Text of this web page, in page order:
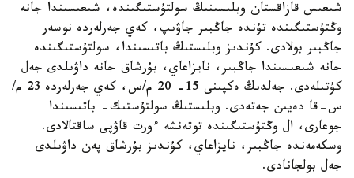
شىعىس قازاقستان وبلىسىنىڭ سولتۇستىگىندە، شىعىسىندا جانە
وڭتۇستىگىندە تۇندە جاڭبىر جاۋىپ، كەي جەرلەردە نوسەر
جاڭبىر بولادى. كۇندىز وبلىستىڭ باتىسىندا، سولتۇستىگىندە
جانە شىعىسىندا جاڭبىر، نايزاعاي، بۇرشاق جانە داۋىلدى جەل
كۇتىلەدى. جەلدىڭ ەكپىنى 15- 20 م/س، كەي جەرلەردە 23 م/
س-قا دەيىن جەتەدى. وبلىستىڭ سولتۇستىك- باتىسىندا
جوعارى، ال وڭتۇستىگىندە توتەنشە ءورت قاۋپى ساقتالادى.
وسكەمەندە جاڭبىر، نايزاعاي، كۇندىز بۇرشاق پەن داۋىلدى
جەل بولجانادى.